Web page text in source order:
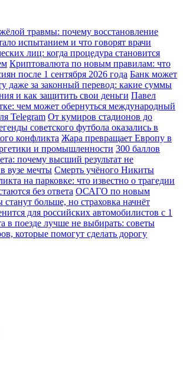
травмы: почему восстановление
испытанием и что говорят врачи
лиц: когда процедура становится
Криптовалюта по новым правилам: что
после 1 сентября 2026 года Банк может
даже за законный перевод: какие суммы
и как защитить свои деньги Павел
чем может обернуться международный
Telegram От кумиров стадионов до
советского футбола оказались в
конфликта Жара превращает Европу в
и промышленности 300 баллов
почему высший результат не
вузе мечты Смерть учёного Никиты
на парковке: что известно о трагедии
без ответа ОСАГО по новым
больше, но страховка начнёт
для российских автомобилистов с 1
в поезде лучше не выбирать: советы
которые помогут сделать дорогу